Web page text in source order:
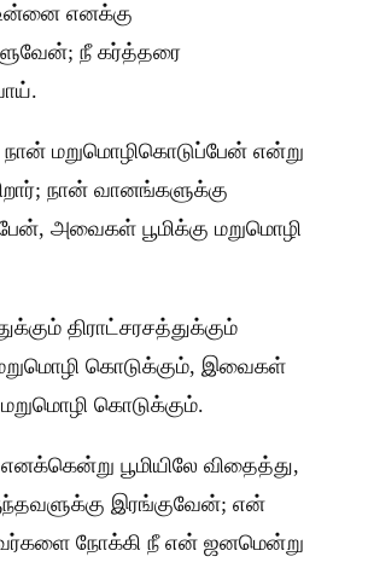
எனக்கு
நீ கர்த்தரை
மறுமொழிகொடுப்பேன் என்று
நான் வானங்களுக்கு
அவைகள் பூமிக்கு மறுமொழி
திராட்சரசத்துக்கும்
கொடுக்கும், இவைகள்
கொடுக்கும்.
பூமியிலே விதைத்து,
இரங்குவேன்; என்
நோக்கி நீ என் ஜனமென்று